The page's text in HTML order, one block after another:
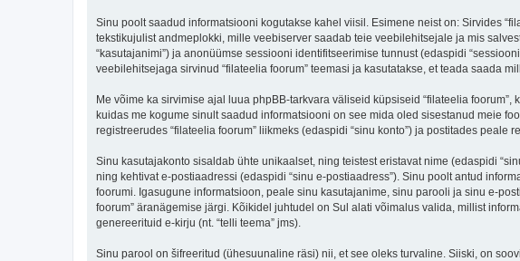
Sinu poolt saadud informatsiooni kogutakse kahel viisil. Esimene neist on: Sirvides
tekstikujulist andmeplokki, mille veebiserver saadab teie veebilehitsejale ja mis
“kasutajanimi”) ja anonüümse sessiooni identifitseerimise tunnust (edaspidi
veebilehitsejaga sirvinud “filateelia foorum” teemasi ja kasutatakse, et teada saada
Me võime ka sirvimise ajal luua phpBB-tarkvara väliseid küpsiseid “filateelia
kuidas me kogume sinult saadud informatsiooni on see mida oled sisestanud meie
registreerudes “filateelia foorum” liikmeks (edaspidi “sinu konto”) ja postitades peale
Sinu kasutajakonto sisaldab ühte unikaalset, ning teistest eristavat nime (edaspidi
ning kehtivat e-postiaadressi (edaspidi “sinu e-postiaadress”). Sinu poolt antud
foorumi. Igasugune informatsioon, peale sinu kasutajanime, sinu parooli ja sinu e-
foorum” äranägemise järgi. Kõikidel juhtudel on Sul alati võimalus valida, millist
genereerituid e-kirju (nt. “telli teema” jms).
Sinu parool on šifreeritud (ühesuunaline räsi) nii, et see oleks turvaline. Siiski, on